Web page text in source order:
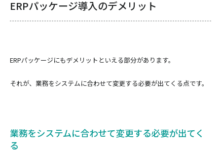
ERPパッケージ導入のデメリット
ERPパッケージにもデメリットといえる部分があります。
それが、業務をシステムに合わせて変更する必要が出てくる点です。
業務をシステムに合わせて変更する必要が出てく
る